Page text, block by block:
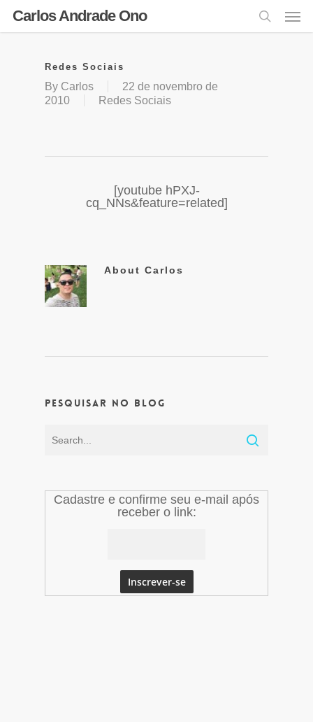
Carlos Andrade Ono
Redes Sociais
By Carlos
22 de novembro de
2010
Redes Sociais
[youtube hPXJ-
cq_NNs&feature=related]
About Carlos
Pesquisar no Blog
Cadastre e confirme seu e-mail após
receber o link: